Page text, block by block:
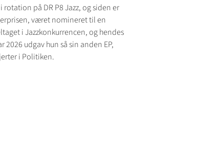
rotation på DR P8 Jazz, og siden er
været nomineret til en
i Jazzkonkurrencen, og hendes
udgav hun så sin anden EP,
i Politiken.